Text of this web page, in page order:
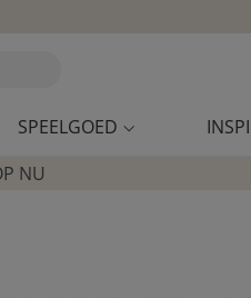
SPEELGOED
NU